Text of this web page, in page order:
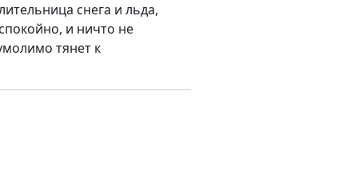
снега и льда,
и ничто не
тянет к